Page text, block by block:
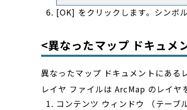
[OK] をクリックします。シンボ
<異なったマップ ドキュメ
異なったマップ ドキュメントにある
レイヤ ファイルは ArcMap のレイヤ
コンテンツ ウィンドウ （テーブ